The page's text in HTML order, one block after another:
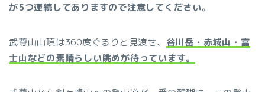
が5つ連続してありますので注意してください。
武尊山山頂は360度ぐるりと見渡せ、 谷川岳・赤城山・富
士山などの素晴らしい眺めが待っています。